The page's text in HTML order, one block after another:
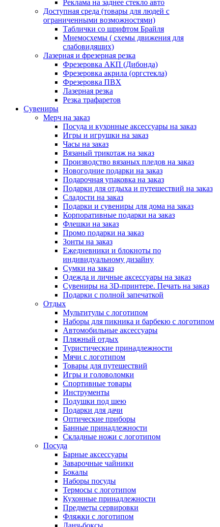
Реклама на заднее стекло авто
Доступная среда (товары для людей с
ограниченными возможностями)
Таблички со шрифтом Брайля
Мнемосхемы ( схемы движения для
слабовидящих)
Лазерная и фрезерная резка
Фрезеровка АКП (Дибонда)
Фрезеровка акрила (оргстекла)
Фрезеровка ПВХ
Лазерная резка
Резка трафаретов
Сувениры
Мерч на заказ
Посуда и кухонные аксессуары на заказ
Игры и игрушки на заказ
Часы на заказ
Вязаный трикотаж на заказ
Производство вязаных пледов на заказ
Новогодние подарки на заказ
Подарочная упаковка на заказ
Подарки для отдыха и путешествий на заказ
Сладости на заказ
Подарки и сувениры для дома на заказ
Корпоративные подарки на заказ
Флешки на заказ
Промо подарки на заказ
Зонты на заказ
Ежедневники и блокноты по
индивидуальному дизайну
Сумки на заказ
Одежда и личные аксессуары на заказ
Сувениры на 3D-принтере. Печать на заказ
Подарки с полной запечаткой
Отдых
Мультитулы с логотипом
Наборы для пикника и барбекю с логотипом
Автомобильные аксессуары
Пляжный отдых
Туристические принадлежности
Мячи с логотипом
Товары для путешествий
Игры и головоломки
Спортивные товары
Инструменты
Подушки под шею
Подарки для дачи
Оптические приборы
Банные принадлежности
Складные ножи с логотипом
Посуда
Барные аксессуары
Заварочные чайники
Бокалы
Наборы посуды
Термосы с логотипом
Кухонные принадлежности
Предметы сервировки
Фляжки с логотипом
Ланч-боксы